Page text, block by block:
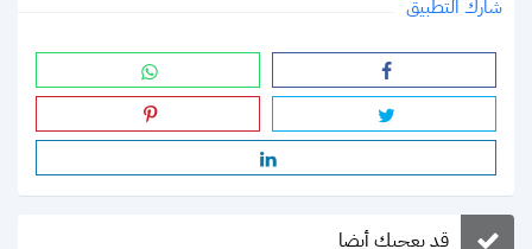
شارك التطبيق
قد يعجبك أيضا